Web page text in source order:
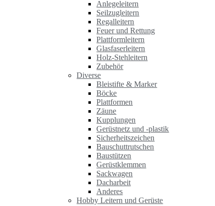
Anlegeleitern
Seilzugleitern
Regalleitern
Feuer und Rettung
Plattformleitern
Glasfaserleitern
Holz-Stehleitern
Zubehör
Diverse
Bleistifte & Marker
Böcke
Plattformen
Zäune
Kupplungen
Gerüstnetz und -plastik
Sicherheitszeichen
Bauschuttrutschen
Baustützen
Gerüstklemmen
Sackwagen
Dacharbeit
Anderes
Hobby Leitern und Gerüste